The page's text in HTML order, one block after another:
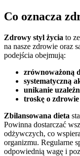
Co oznacza
Zdrowy styl życia to
na nasze zdrowie oraz
podejścia obejmują:
zrównoważoną
systematyczną
unikanie
troskę o
Zbilansowana dieta
Powinna dostarczać
odżywczych, co
organizmu. Regularne
odpowiednią wagę i